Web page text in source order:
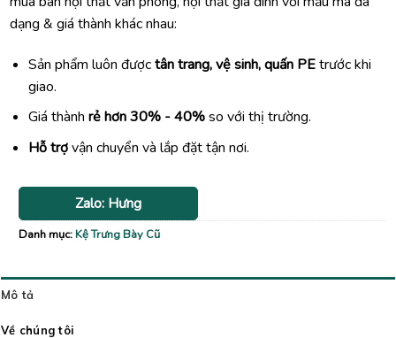
5,200,000₫.là:
dạng & giá thành khác nhau:
Sản phẩm luôn đượctân trang, vệ sinh, quấn PEtrước khi
giao.
Giá thành rẻ hơn 30% - 40%so với thị trường.
Hỗ trợvận chuyển và lắp đặt tận nơi.
Zalo: Hưng
Danh mục:Kệ Trưng Bày Cũ
Mô tả
Về chúng tôi